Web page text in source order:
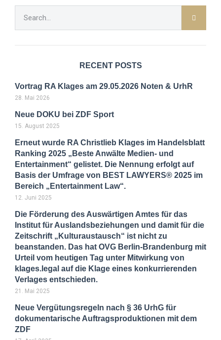
RECENT POSTS
Vortrag RA Klages am 29.05.2026 Noten & UrhR
28. Mai 2026
Neue DOKU bei ZDF Sport
15. August 2025
Erneut wurde RA Christlieb Klages im Handelsblatt
Ranking 2025 „Beste Anwälte Medien- und
Entertainment“ gelistet. Die Nennung erfolgt auf
Basis der Umfrage von BEST LAWYERS® 2025 im
Bereich „Entertainment Law“.
12. Juni 2025
Die Förderung des Auswärtigen Amtes für das
Institut für Auslandsbeziehungen und damit für die
Zeitschrift „Kulturaustausch“ ist nicht zu
beanstanden. Das hat OVG Berlin-Brandenburg mit
Urteil vom heutigen Tag unter Mitwirkung von
klages.legal auf die Klage eines konkurrierenden
Verlages entschieden.
21. Mai 2025
Neue Vergütungsregeln nach § 36 UrhG für
dokumentarische Auftragsproduktionen mit dem
ZDF